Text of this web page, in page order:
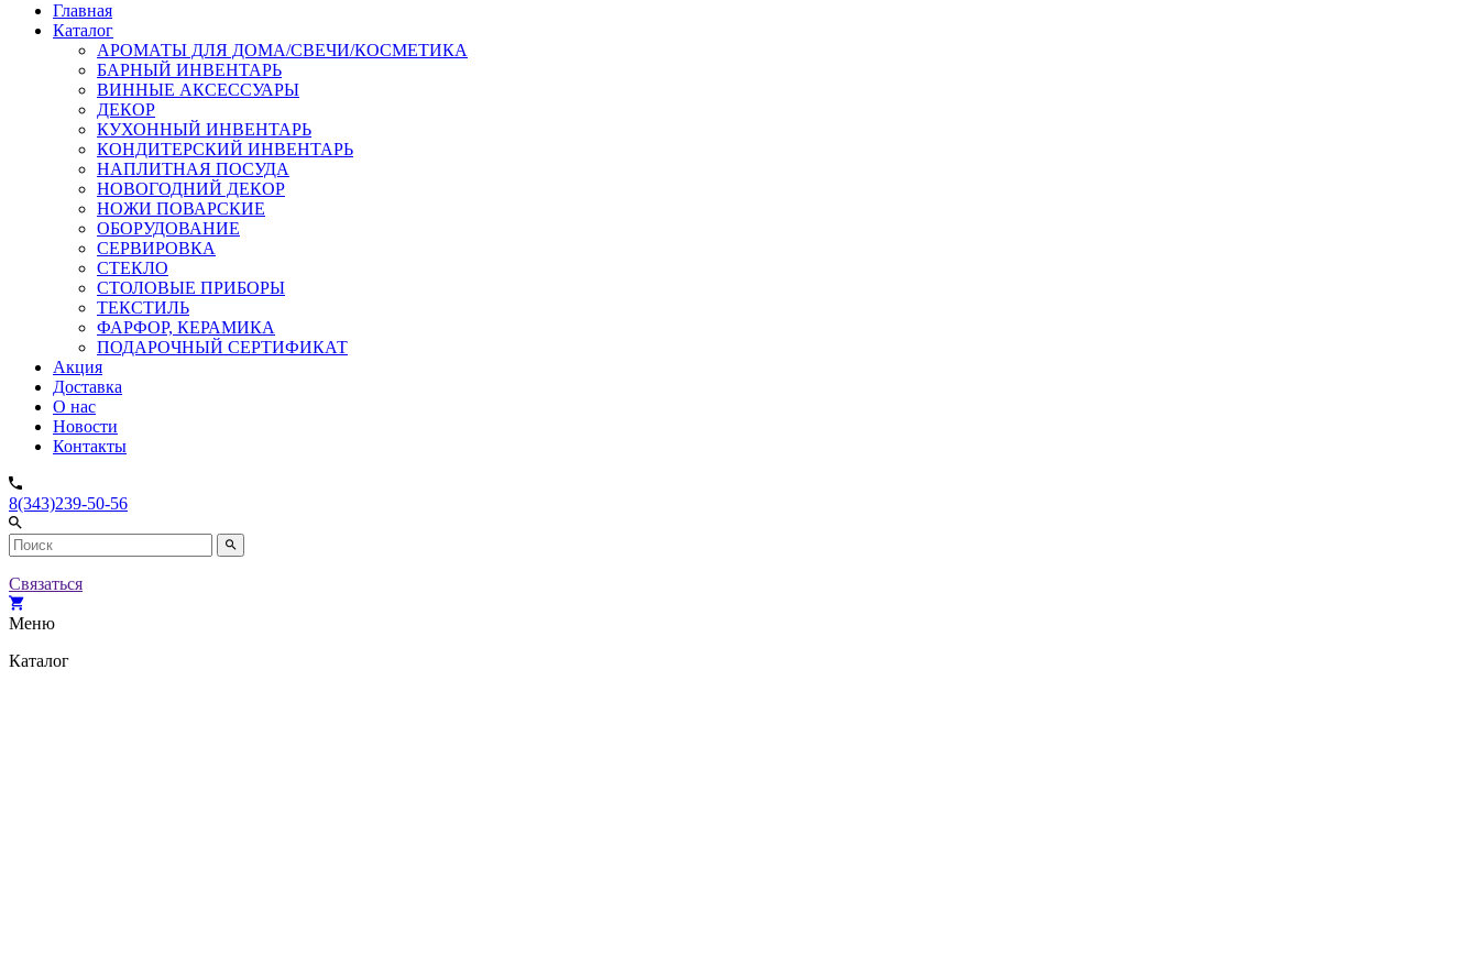
Главная
Каталог
АРОМАТЫ ДЛЯ ДОМА/СВЕЧИ/КОСМЕТИКА
БАРНЫЙ ИНВЕНТАРЬ
ВИННЫЕ АКСЕССУАРЫ
ДЕКОР
КУХОННЫЙ ИНВЕНТАРЬ
КОНДИТЕРСКИЙ ИНВЕНТАРЬ
НАПЛИТНАЯ ПОСУДА
НОВОГОДНИЙ ДЕКОР
НОЖИ ПОВАРСКИЕ
ОБОРУДОВАНИЕ
СЕРВИРОВКА
СТЕКЛО
СТОЛОВЫЕ ПРИБОРЫ
ТЕКСТИЛЬ
ФАРФОР, КЕРАМИКА
ПОДАРОЧНЫЙ СЕРТИФИКАТ
Акция
Доставка
О нас
Новости
Контакты
8(343)239-50-56
Связаться
Меню
Каталог